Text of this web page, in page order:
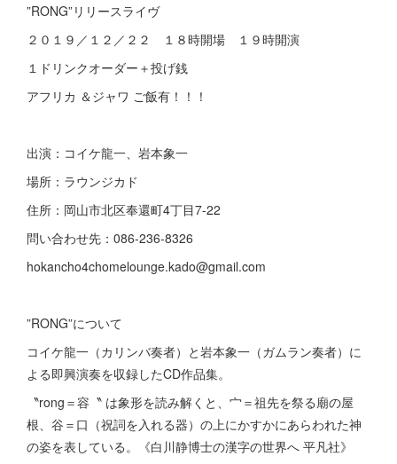
”RONG”リリースライヴ
２０１９／１２／２２ １８時開場 １９時開演
１ドリンクオーダー＋投げ銭
アフリカ ＆ジャワ ご飯有！！！
出演：コイケ龍一、岩本象一
場所：ラウンジカド
住所：岡山市北区奉還町4丁目7-22
問い合わせ先：086-236-8326
hokancho4chomelounge.kado@gmail.com
”RONG”について
コイケ龍一（カリンバ奏者）と岩本象一（ガムラン奏者）に
よる即興演奏を収録したCD作品集。
〝rong＝容〝 は象形を読み解くと、宀＝祖先を祭る廟の屋
根、谷＝口（祝詞を入れる器）の上にかすかにあらわれた神
の姿を表している。《白川静博士の漢字の世界へ 平凡社》